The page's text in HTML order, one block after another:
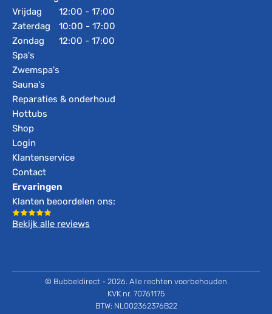
Vrijdag
Zaterdag
Zondag
12:00 - 17:00
10:00 - 17:00
12:00 - 17:00
Spa's
Zwemspa's
Sauna's
Reparaties & onderhoud
Hottubs
Shop
Login
Klantenservice
Contact
Ervaringen
Klanten beoordelen ons:
Bekijk alle reviews
© Bubbeldirect - 2026. Alle rechten voorbehouden
KVK nr. 70761175
BTW: NL002362376B22